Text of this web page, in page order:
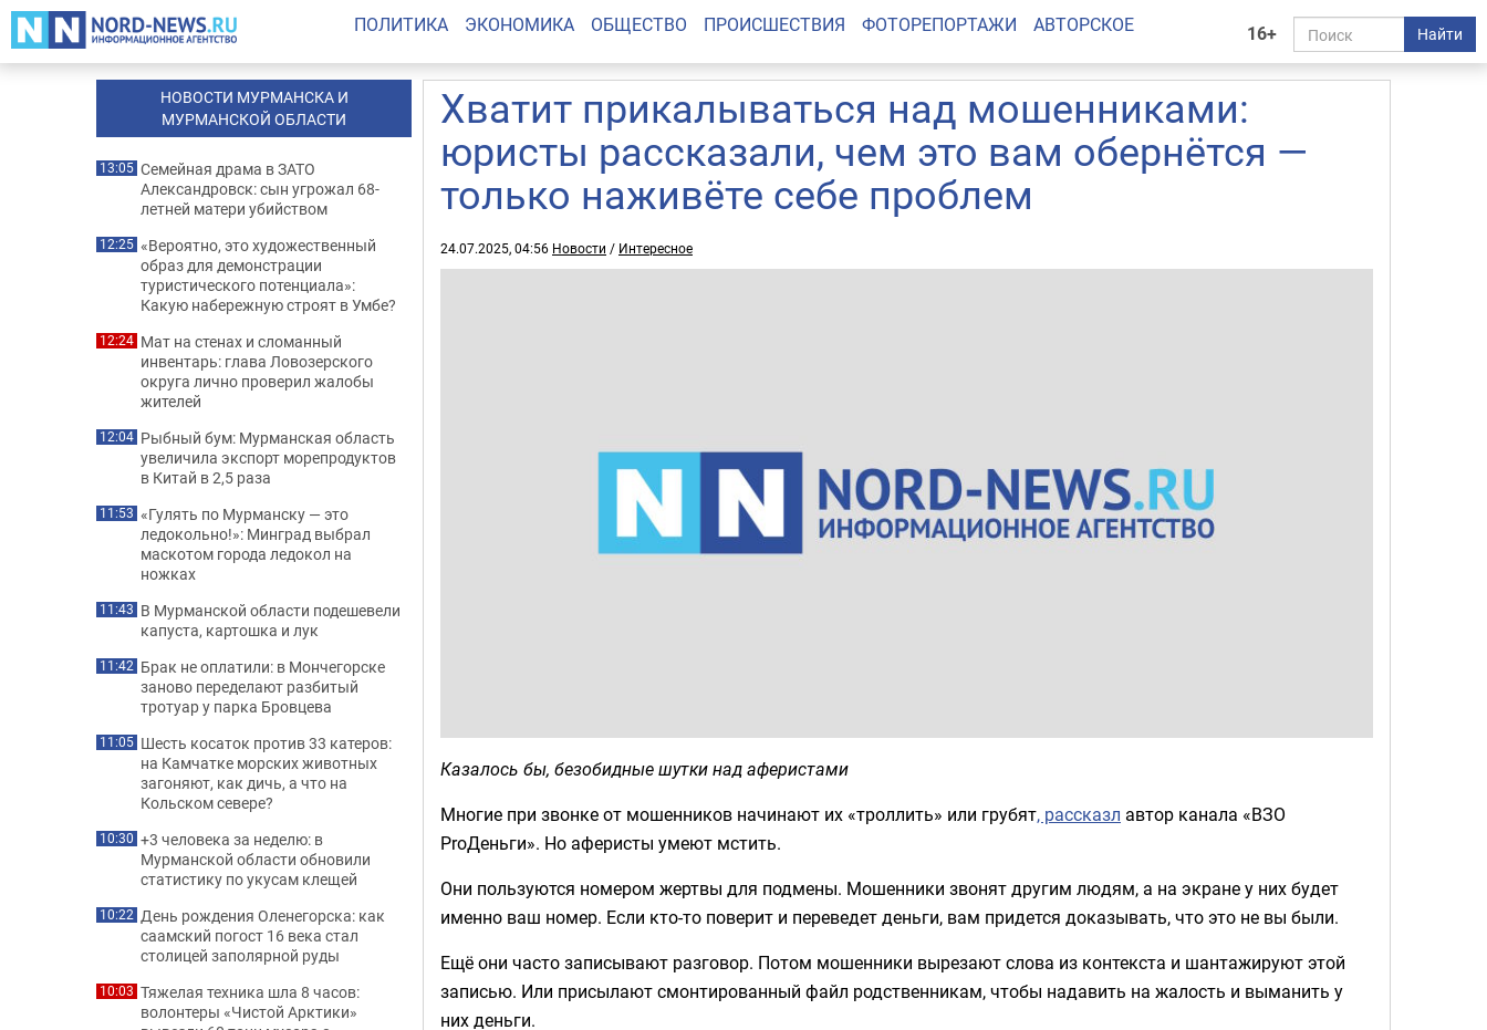
16+ Найти
ПОЛИТИКА ЭКОНОМИКА ОБЩЕСТВО ПРОИСШЕСТВИЯ ФОТОРЕПОРТАЖИ АВТОРСКОЕ
Хватит прикалываться над мошенниками:
юристы рассказали, чем это вам обернётся —
только наживёте себе проблем
24.07.2025, 04:56 Новости / Интересное
Казалось бы, безобидные шутки над аферистами
Многие при звонке от мошенников начинают их «троллить» или грубят, рассказл автор канала «ВЗО
PrоДеньги». Но аферисты умеют мстить.
Они пользуются номером жертвы для подмены. Мошенники звонят другим людям, а на экране у них будет
именно ваш номер. Если кто-то поверит и переведет деньги, вам придется доказывать, что это не вы были.
Ещё они часто записывают разговор. Потом мошенники вырезают слова из контекста и шантажируют этой
записью. Или присылают смонтированный файл родственникам, чтобы надавить на жалость и выманить у
них деньги.
НОВОСТИ МУРМАНСКА И
МУРМАНСКОЙ ОБЛАСТИ
13:05 Семейная драма в ЗАТО
Александровск: сын угрожал 68-
летней матери убийством
12:25 «Вероятно, это художественный
образ для демонстрации
туристического потенциала»:
Какую набережную строят в Умбе?
12:24 Мат на стенах и сломанный
инвентарь: глава Ловозерского
округа лично проверил жалобы
жителей
12:04 Рыбный бум: Мурманская область
увеличила экспорт морепродуктов
в Китай в 2,5 раза
11:53 «Гулять по Мурманску — это
ледокольно!»: Минград выбрал
маскотом города ледокол на
ножках
11:43 В Мурманской области подешевели
капуста, картошка и лук
11:42 Брак не оплатили: в Мончегорске
заново переделают разбитый
тротуар у парка Бровцева
11:05 Шесть косаток против 33 катеров:
на Камчатке морских животных
загоняют, как дичь, а что на
Кольском севере?
10:30 +3 человека за неделю: в
Мурманской области обновили
статистику по укусам клещей
10:22 День рождения Оленегорска: как
саамский погост 16 века стал
столицей заполярной руды
10:03 Тяжелая техника шла 8 часов:
волонтеры «Чистой Арктики»